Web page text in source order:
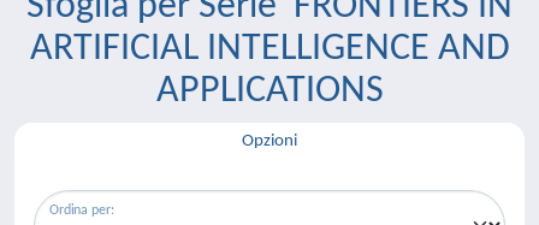
ARTIFICIAL INTELLIGENCE AND
APPLICATIONS
Opzioni
Ordina per: